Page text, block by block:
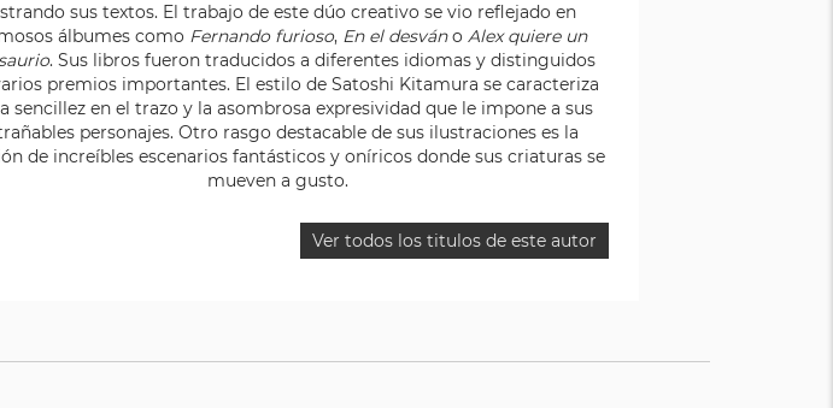
sus textos. El trabajo de este dúo creativo se vio reflejado en
álbumes como Fernando furioso, En el desváno Alex quiere un
. Sus libros fueron traducidos a diferentes idiomas y distinguidos
premios importantes. El estilo de Satoshi Kitamura se caracteriza
sencillez en el trazo y la asombrosa expresividad que le impone a sus
personajes. Otro rasgo destacable de sus ilustraciones es la
de increíbles escenarios fantásticos y oníricos donde sus criaturas se
mueven a gusto.
Ver todos los titulos de este autor